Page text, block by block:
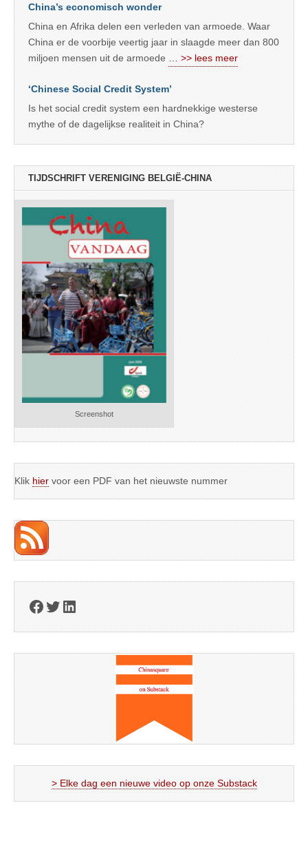
China’s economisch wonder
China en Afrika delen een verleden van armoede. Waar
China er de voorbije veertig jaar in slaagde meer dan 800
miljoen mensen uit de armoede
… >> lees meer
‘Chinese Social Credit System’
Is het social credit system een hardnekkige westerse
mythe of de dagelijkse realiteit in China?
TIJDSCHRIFT VERENIGING BELGIË-CHINA
Screenshot
Klik hier voor een PDF van het nieuwste nummer
Facebook
Twitter
LinkedIn
> Elke dag een nieuwe video op onze Substack